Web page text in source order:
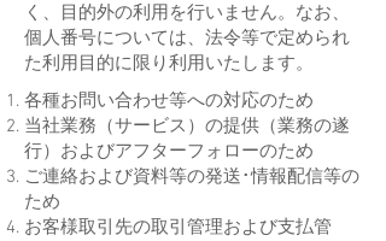
く、目的外の利用を行いません。なお、
個人番号については、法令等で定められ
た利用目的に限り利用いたします。
各種お問い合わせ等への対応のため
当社業務（サービス）の提供（業務の遂
行）およびアフターフォローのため
ご連絡および資料等の発送･情報配信等の
ため
お客様取引先の取引管理および支払管